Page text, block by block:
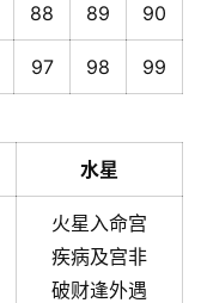
88 89 90
97 98 99
水星
火星入命宫
疾病及宫非
破财逢外遇